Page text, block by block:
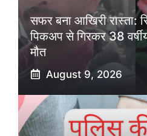
सफर बना आखिरी रास्ता:
पिकअप से गिरकर 38
मौत
August 9, 2026